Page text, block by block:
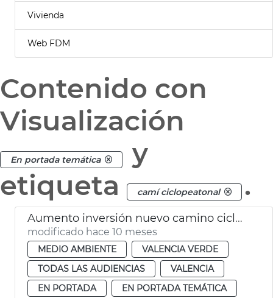
Vivienda
Web FDM
Contenido con
Visualización
En portada temática
y
etiqueta
camí ciclopeatonal .
Aumento inversión nuevo camino ciclopeatonal Jardín del Túria
modificado hace 10 meses
MEDIO AMBIENTE
VALENCIA VERDE
TODAS LAS AUDIENCIAS
VALENCIA
EN PORTADA
EN PORTADA TEMÁTICA